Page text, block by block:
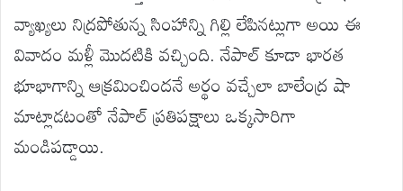
వ్యాఖ్యలు నిద్రపోతున్న సింహాన్ని గిల్లి లేపినట్లుగా అయి ఈ
వివాదం మళ్లీ మొదటికి వచ్చింది. నేపాల్ కూడా భారత
భూభాగాన్ని ఆక్రమించిందనే అర్థం వచ్చేలా బాలేంద్ర షా
మాట్లాడటంతో నేపాల్ ప్రతిపక్షాలు ఒక్కసారిగా
మండిపడ్డాయి.